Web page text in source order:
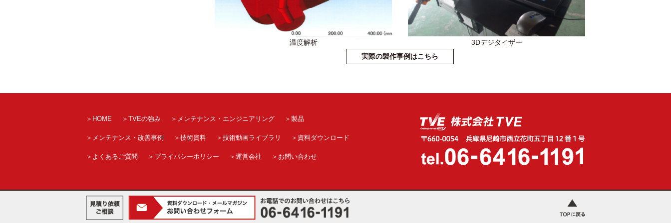
温度解析
3Dデジタイザー
実際の製作事例はこちら
HOME TVEの強み メンテナンス・エンジニアリング 製品
メンテナンス・改善事例 技術資料 技術動画ライブラリ 資料ダウンロード
よくあるご質問 プライバシーポリシー 運営会社 お問い合わせ